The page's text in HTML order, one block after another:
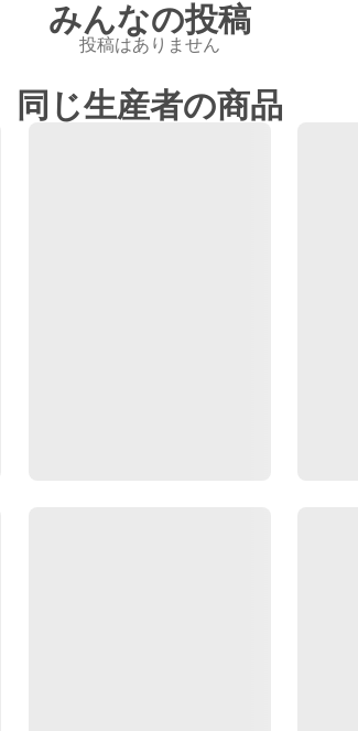
みんなの投稿
投稿はありません
同じ生産者の商品